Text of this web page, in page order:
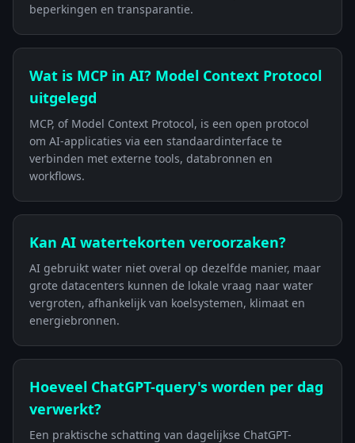
beperkingen en transparantie.
Wat is MCP in AI? Model Context Protocol
uitgelegd
MCP, of Model Context Protocol, is een open protocol
om AI-applicaties via een standaardinterface te
verbinden met externe tools, databronnen en
workflows.
Kan AI watertekorten veroorzaken?
AI gebruikt water niet overal op dezelfde manier, maar
grote datacenters kunnen de lokale vraag naar water
vergroten, afhankelijk van koelsystemen, klimaat en
energiebronnen.
Hoeveel ChatGPT-query's worden per dag
verwerkt?
Een praktische schatting van dagelijkse ChatGPT-